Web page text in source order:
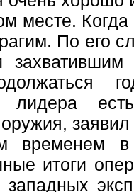
месте.
По его
лидера
в
итоги